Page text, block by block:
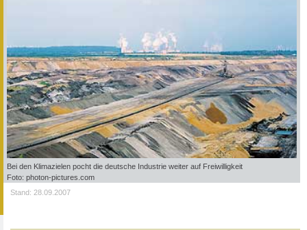
Bei den Klimazielen pocht die deutsche Industrie weiter auf Freiwilligkeit
Foto: photon-pictures.com
Stand: 28.09.2007